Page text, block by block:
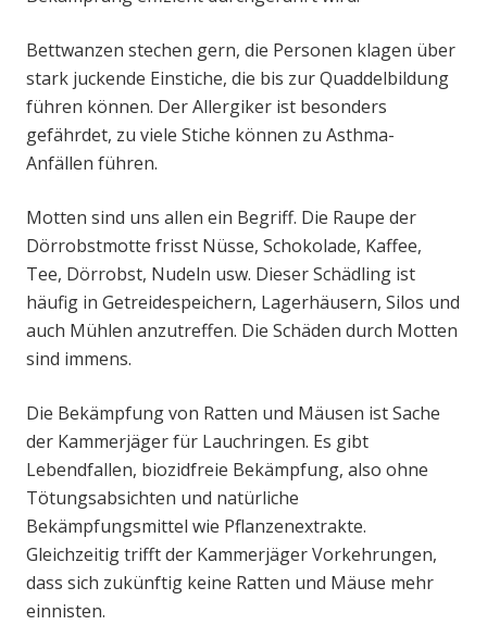
Bettwanzen stechen gern, die Personen klagen über
stark juckende Einstiche, die bis zur Quaddelbildung
führen können. Der Allergiker ist besonders
gefährdet, zu viele Stiche können zu Asthma-
Anfällen führen.
Motten sind uns allen ein Begriff. Die Raupe der
Dörrobstmotte frisst Nüsse, Schokolade, Kaffee,
Tee, Dörrobst, Nudeln usw. Dieser Schädling ist
häufig in Getreidespeichern, Lagerhäusern, Silos und
auch Mühlen anzutreffen. Die Schäden durch Motten
sind immens.
Die Bekämpfung von Ratten und Mäusen ist Sache
der Kammerjäger für Lauchringen. Es gibt
Lebendfallen, biozidfreie Bekämpfung, also ohne
Tötungsabsichten und natürliche
Bekämpfungsmittel wie Pflanzenextrakte.
Gleichzeitig trifft der Kammerjäger Vorkehrungen,
dass sich zukünftig keine Ratten und Mäuse mehr
einnisten.